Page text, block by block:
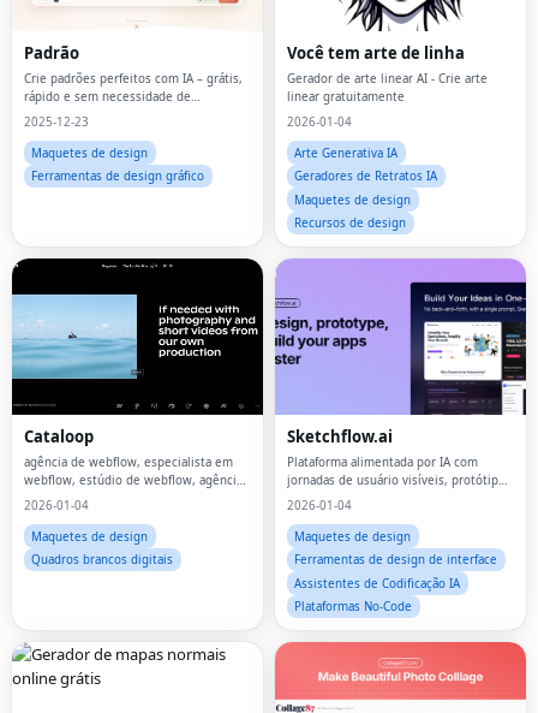
Padrão
Crie padrões perfeitos com IA – grátis,
rápido e sem necessidade de
habilidades de design
2025-12-23
Maquetes de design
Ferramentas de design gráfico
Você tem arte de linha
Gerador de arte linear AI - Crie arte
linear gratuitamente
2026-01-04
Arte Generativa IA
Geradores de Retratos IA
Maquetes de design
Recursos de design
Cataloop
agência de webflow, especialista em
webflow, estúdio de webflow, agência
de web design, agência criativa,
2026-01-04
Maquetes de design
Quadros brancos digitais
Sketchflow.ai
Plataforma alimentada por IA com
jornadas de usuário visíveis, protótipos
interativos e gerador de código.
2026-01-04
Maquetes de design
Ferramentas de design de interface
Assistentes de Codificação IA
Plataformas No-Code